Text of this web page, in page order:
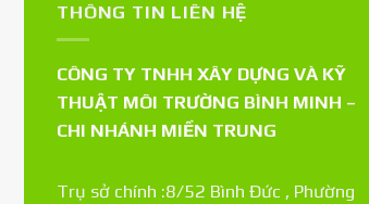
THÔNG TIN LIÊN HỆ
CÔNG TY TNHH XÂY DỰNG VÀ KỸ
THUẬT MÔI TRƯỜNG BÌNH MINH –
CHI NHÁNH MIỀN TRUNG
Trụ sở chính :8/52 Bình Đức , Phường